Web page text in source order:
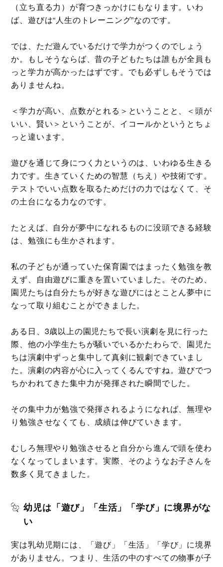
（立ち直る力）が育つきっかけにもなります。いわ
ば、遊びは“人生のトレーニング”なのです。
では、ただ遊んでいるだけで学力がつくのでしょう
か。もしそうならば、昔の子どもたちは誰もが全員も
っと学力が高かったはずです。でも必ずしもそうでは
ありませんね。
＜学力が高い、点数がとれる＞ということと、＜頭が
いい、賢い＞ということが、イコールかというとちょ
っと違います。
遊びを通じて身につく力というのは、いわゆる生きる
力です。生きていくための智慧（ちえ）や技術です。
テストでいい点数を取るためだけの力ではなくて、そ
の土台になる力なのです。
たとえば、自分が夢中になれるものに没頭できる経験
は、勉強にも生かされます。
私の子どもが通っていた保育園ではまったく勉強を教
えず、自由遊びに重きを置いていました。そのため、
園児たちは自分たちが好きな遊びにはとことん夢中に
なって取り組むことができました。
ある日、3歳以上の園児たちで長い演劇を見に行った
際、他の小学生たちが騒いでいるかたわらで、園児た
ちは演劇中ずっと集中して真剣に観劇できていまし
た。演劇の内容が心に入ってくるんですね。遊びでつ
ちかわれてきた集中力が発揮された瞬間でした。
その集中力が勉強で発揮されるようになれば、無理や
り勉強させなくても、成績は伸びていきます。
むしろ無理やり勉強させると自分から進んで頭を使わ
なくなってしまいます。実際、そのようなお子さんを
数多く見てきました。
幼児は「遊び」「生活」「学び」に境界がな
い
実は乳幼児期には、「遊び」「生活」「学び」に境界
がありません。つまり、生活の中のすべての物事が子